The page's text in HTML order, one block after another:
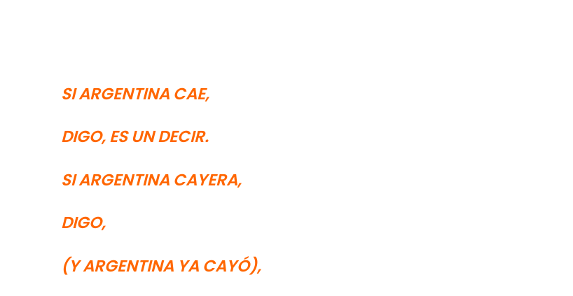
SI ARGENTINA CAE,
DIGO, ES UN DECIR.
SI ARGENTINA CAYERA,
DIGO,
(Y ARGENTINA YA CAYÓ),